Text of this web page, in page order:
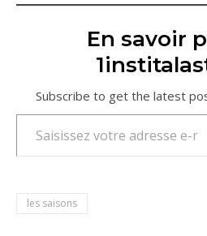
En savoir
Subscribe to get the latest
Saisissez votre adresse e-mail…
les saisons